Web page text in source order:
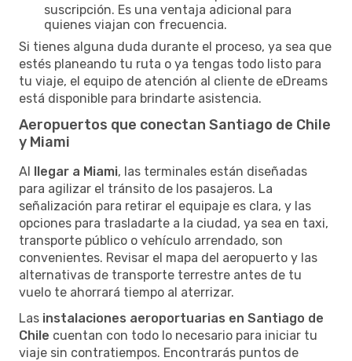
suscripción. Es una ventaja adicional para
quienes viajan con frecuencia.
Si tienes alguna duda durante el proceso, ya sea que
estés planeando tu ruta o ya tengas todo listo para
tu viaje, el equipo de atención al cliente de eDreams
está disponible para brindarte asistencia.
Aeropuertos que conectan Santiago de Chile
y Miami
Al llegar a Miami, las terminales están diseñadas
para agilizar el tránsito de los pasajeros. La
señalización para retirar el equipaje es clara, y las
opciones para trasladarte a la ciudad, ya sea en taxi,
transporte público o vehículo arrendado, son
convenientes. Revisar el mapa del aeropuerto y las
alternativas de transporte terrestre antes de tu
vuelo te ahorrará tiempo al aterrizar.
Las instalaciones aeroportuarias en Santiago de
Chile cuentan con todo lo necesario para iniciar tu
viaje sin contratiempos. Encontrarás puntos de